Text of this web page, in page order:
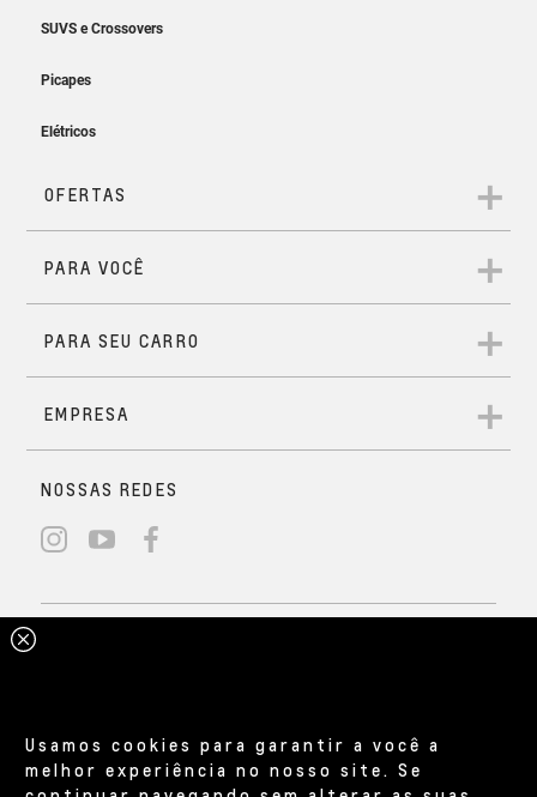
Usamos cookies para garantir a você a
melhor experiência no nosso site. Se